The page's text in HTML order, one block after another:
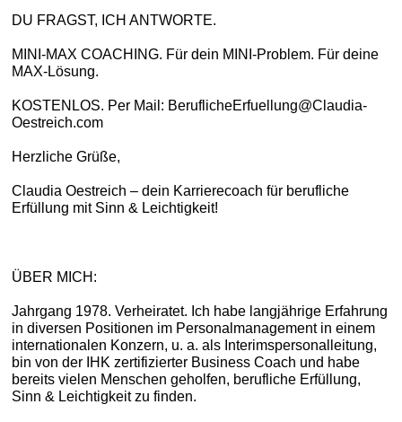
DU FRAGST, ICH ANTWORTE.
MINI-MAX COACHING. Für dein MINI-Problem. Für deine
MAX-Lösung.
KOSTENLOS. Per Mail: BeruflicheErfuellung@Claudia-
Oestreich.com
Herzliche Grüße,
Claudia Oestreich – dein Karrierecoach für berufliche
Erfüllung mit Sinn & Leichtigkeit!
ÜBER MICH:
Jahrgang 1978. Verheiratet. Ich habe langjährige Erfahrung
in diversen Positionen im Personalmanagement in einem
internationalen Konzern, u. a. als Interimspersonalleitung,
bin von der IHK zertifizierter Business Coach und habe
bereits vielen Menschen geholfen, berufliche Erfüllung,
Sinn & Leichtigkeit zu finden.